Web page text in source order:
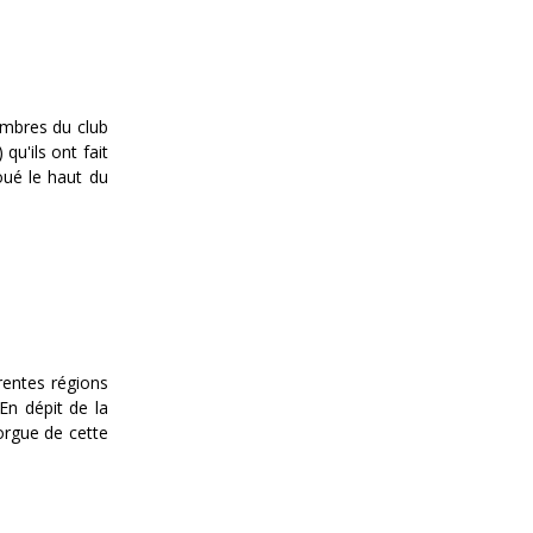
du club
qu'ils ont fait
le haut du
régions
dépit de la
de cette